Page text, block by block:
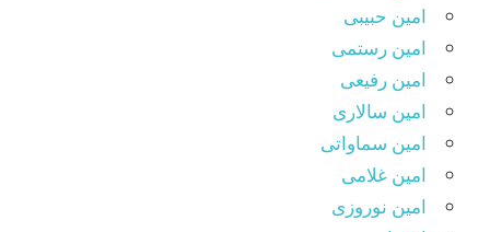
امین حبیبی
امین رستمی
امین رفیعی
امین سالاری
امین سماواتی
امین غلامی
امین نوروزی